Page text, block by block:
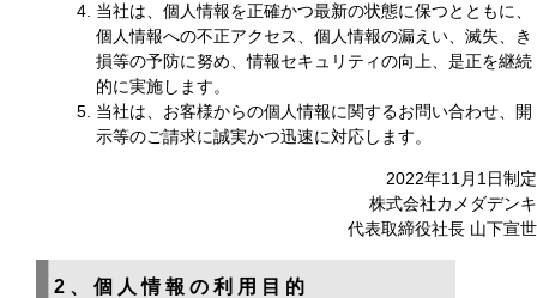
当社は、個人情報を正確かつ最新の状態に保つとともに、
個人情報への不正アクセス、個人情報の漏えい、滅失、き
損等の予防に努め、情報セキュリティの向上、是正を継続
的に実施します。
当社は、お客様からの個人情報に関するお問い合わせ、開
示等のご請求に誠実かつ迅速に対応します。
2022年11月1日制定
株式会社カメダデンキ
代表取締役社長 山下宣世
2、個人情報の利用目的